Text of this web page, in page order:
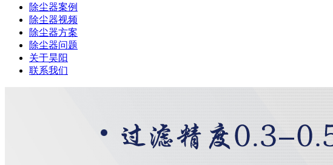
除尘器案例
除尘器视频
除尘器方案
除尘器问题
关于昊阳
联系我们